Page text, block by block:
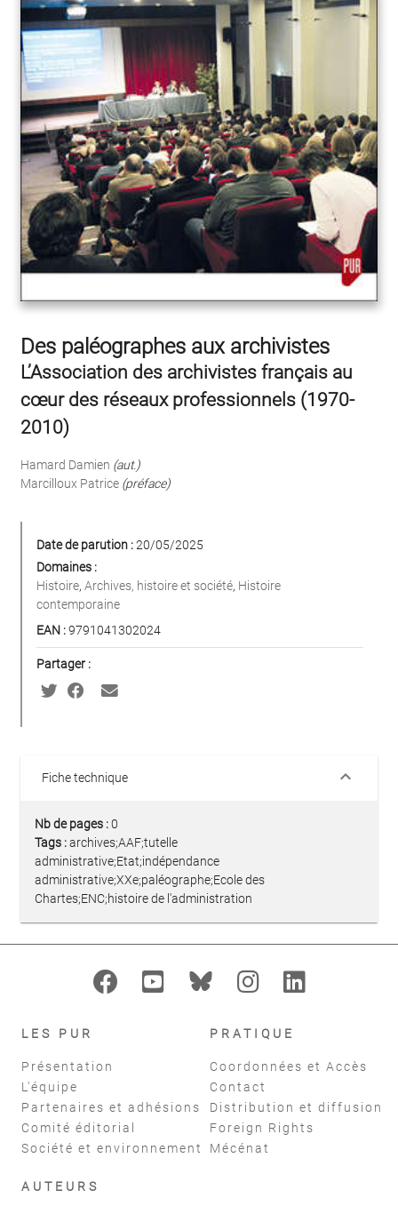
Des paléographes aux archivistes
L’Association des archivistes français au
cœur des réseaux professionnels (1970-
2010)
Hamard Damien (aut.)
Marcilloux Patrice (préface)
Date de parution :20/05/2025
Domaines :
Histoire, Archives, histoire et société, Histoire
contemporaine
EAN :9791041302024
Partager :
Fiche technique keyboard_arrow_down
Nb de pages :0
Tags :archives;AAF;tutelle
administrative;Etat;indépendance
administrative;XXe;paléographe;Ecole des
Chartes;ENC;histoire de l'administration
LES PUR
Présentation
L'équipe
Partenaires et adhésions
Comité éditorial
Société et environnement
PRATIQUE
Coordonnées et Accès
Contact
Distribution et diffusion
Foreign Rights
Mécénat
AUTEURS